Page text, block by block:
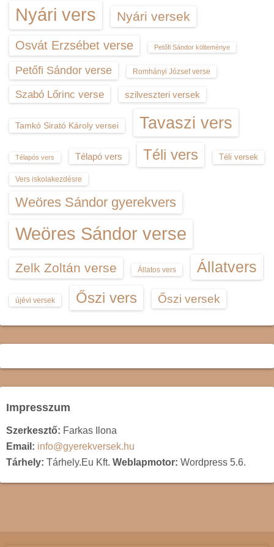
Nyári vers Nyári versek
Osvát Erzsébet verse Petőfi Sándor költeménye
Petőfi Sándor verse Romhányi József verse
Szabó Lőrinc verse szilveszteri versek
Tamkó Sirató Károly versei Tavaszi vers
Télapós vers Télapó vers Téli vers Téli versek
Vers iskolakezdésre
Weöres Sándor gyerekvers
Weöres Sándor verse
Zelk Zoltán verse Állatos vers Állatvers
újévi versek Őszi vers Őszi versek
Impresszum
Szerkesztő: Farkas Ilona
Email: info@gyerekversek.hu
Tárhely: Tárhely.Eu Kft. Weblapmotor: Wordpress 5.6.